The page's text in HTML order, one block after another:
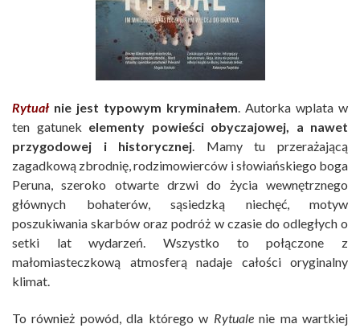
Rytuałnie jest typowym kryminałem. Autorka wplata w
ten gatunek elementy powieści obyczajowej, a nawet
przygodowej i historycznej. Mamy tu przerażającą
zagadkową zbrodnię, rodzimowierców i słowiańskiego boga
Peruna, szeroko otwarte drzwi do życia wewnętrznego
głównych bohaterów, sąsiedzką niechęć, motyw
poszukiwania skarbów oraz podróż w czasie do odległych o
setki lat wydarzeń. Wszystko to połączone z
małomiasteczkową atmosferą nadaje całości oryginalny
klimat.
To również powód, dla którego w Rytualenie ma wartkiej